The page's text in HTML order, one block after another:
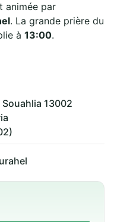
. La grande prière du
à 13:00.
Souahlia 13002